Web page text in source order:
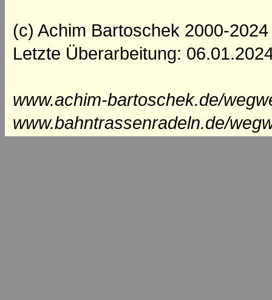
(c) Achim Bartoschek 2000-2024
Letzte Überarbeitung:
www.achim-bartoschek.de/
www.bahntrassenradeln.de/